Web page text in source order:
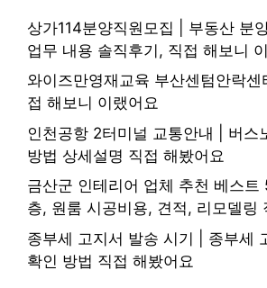
상가114분양직원모집 | 부동산 분
업무 내용 솔직후기, 직접 해보니
와이즈만영재교육 부산센텀안락센
접 해보니 이랬어요
인천공항 2터미널 교통안내 | 버스
방법 상세설명 직접 해봤어요
금산군 인테리어 업체 추천 베스트
층, 원룸 시공비용, 견적, 리모델링
종부세 고지서 발송 시기 | 종부세
확인 방법 직접 해봤어요